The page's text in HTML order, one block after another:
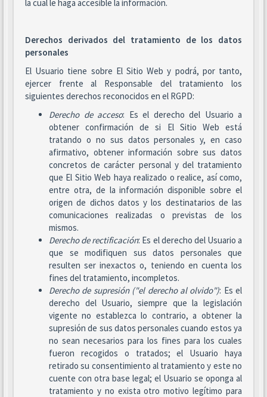
la cual le haga accesible la información.
Derechos derivados del tratamiento de los datos
personales
El Usuario tiene sobre El Sitio Web y podrá, por tanto,
ejercer frente al Responsable del tratamiento los
siguientes derechos reconocidos en el RGPD:
Derecho de acceso: Es el derecho del Usuario a
obtener confirmación de si El Sitio Web está
tratando o no sus datos personales y, en caso
afirmativo, obtener información sobre sus datos
concretos de carácter personal y del tratamiento
que El Sitio Web haya realizado o realice, así como,
entre otra, de la información disponible sobre el
origen de dichos datos y los destinatarios de las
comunicaciones realizadas o previstas de los
mismos.
Derecho de rectificación: Es el derecho del Usuario a
que se modifiquen sus datos personales que
resulten ser inexactos o, teniendo en cuenta los
fines del tratamiento, incompletos.
Derecho de supresión ("el derecho al olvido"): Es el
derecho del Usuario, siempre que la legislación
vigente no establezca lo contrario, a obtener la
supresión de sus datos personales cuando estos ya
no sean necesarios para los fines para los cuales
fueron recogidos o tratados; el Usuario haya
retirado su consentimiento al tratamiento y este no
cuente con otra base legal; el Usuario se oponga al
tratamiento y no exista otro motivo legítimo para